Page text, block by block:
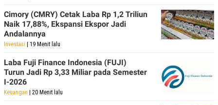
Cimory (CMRY) Cetak Laba Rp 1,2 Triliun
Naik 17,88%, Ekspansi Ekspor Jadi
Andalannya
Investasi | 19 Menit lalu
Laba Fuji Finance Indonesia (FUJI)
Turun Jadi Rp 3,33 Miliar pada Semester
I-2026
Keuangan | 20 Menit lalu